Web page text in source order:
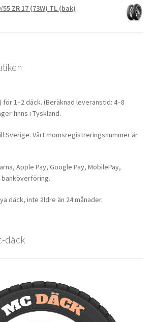
ZR 17 (73W) TL (bak)
för 1–2 däck. (Beräknad leveranstid: 4–8
finns i Tyskland.
Sverige. Vårt momsregistreringsnummer är
Apple Pay, Google Pay, MobilePay,
däck, inte äldre än 24 månader.
däck